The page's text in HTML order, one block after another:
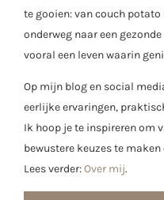
te gooien: van couch
onderweg naar een
vooral een leven waarin
Op mijn blog en social
eerlijke ervaringen,
Ik hoop je te inspireren om
bewustere keuzes te
Lees verder:Over mij.